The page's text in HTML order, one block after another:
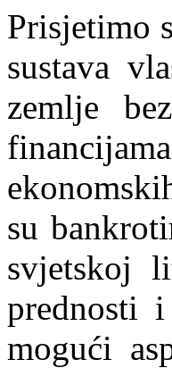
Prisjetimo
sustava
zemlje
su
svjetskoj
prednosti
mogući